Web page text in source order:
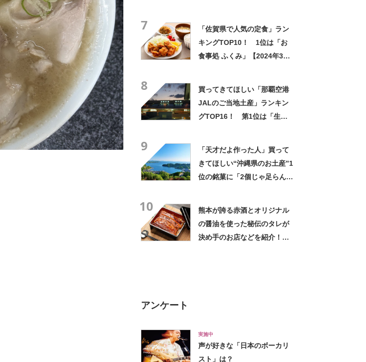
7
「佐賀県で人気の定食」ラン
キングTOP10！ 1位は「お
食事処 ふくみ」【2024年3月
8
買ってきてほしい「那覇空港
JALのご当地土産」ランキン
グTOP16！ 第1位は「生沖
9
「天才だよ作った人」買って
きてほしい“沖縄県のお土産”1
位の銘菓に「2個じゃ足らん」
10
熊本が誇る赤酒とオリジナル
の醤油を使った秘伝のタレが
決め手のお店などを紹介！
アンケート
実施中
声が好きな「日本のボーカリ
スト」は？